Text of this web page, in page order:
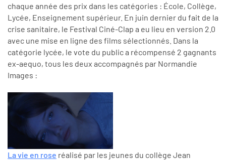
chaque année des prix dans les catégories : École, Collège,
Lycée, Enseignement supérieur. En juin dernier du fait de la
crise sanitaire, le Festival Ciné-Clap a eu lieu en version 2.0
avec une mise en ligne des films sélectionnés. Dans la
catégorie lycée, le vote du public a récompensé 2 gagnants
ex-aequo, tous les deux accompagnés par Normandie
Images :
La vie en rose réalisé par les jeunes du collège Jean